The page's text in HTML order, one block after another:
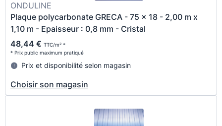
ONDULINE
Plaque polycarbonate GRECA - 75 x 18 - 2,00 m x
1,10 m - Epaisseur : 0,8 mm - Cristal
48,44 € TTC/m² *
* Prix public maximum pratiqué
Prix et disponibilité selon magasin
Choisir son magasin